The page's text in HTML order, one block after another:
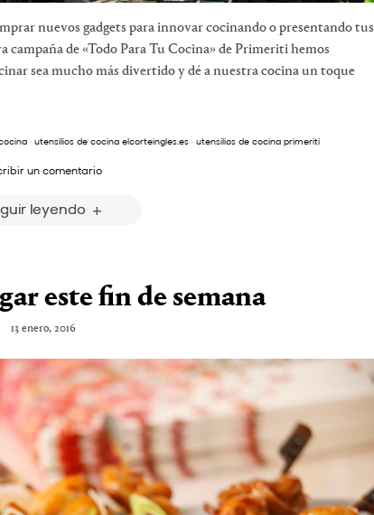
nuevos gadgets para innovar cocinando o presentando tus
campaña de «Todo Para Tu Cocina» de Primeriti hemos
sea mucho más divertido y dé a nuestra cocina un toque
· utensilios de cocina elcorteingles.es · utensilios de cocina primeriti
un comentario
leyendo
este fin de semana
13 enero, 2016